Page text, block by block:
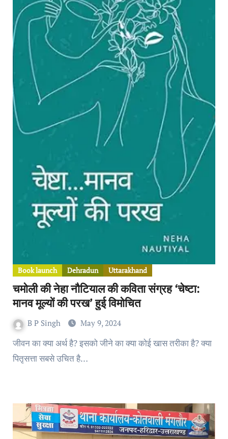
Book launch Dehradun Uttarakhand
चमोली की नेहा नौटियाल की कविता संग्रह ‘चेष्टा:
मानव मूल्यों की परख’ हुई विमोचित
B P Singh May 9, 2024
जीवन का क्या अर्थ है? इसको जीने का क्या कोई खास तरीका है? क्या
पितृसत्ता सबसे उचित है…